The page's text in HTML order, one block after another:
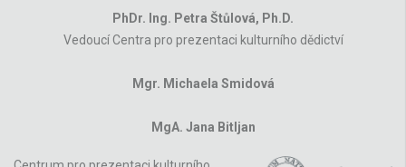
PhDr. Ing. Petra Štůlová, Ph.D.
Vedoucí Centra pro prezentaci kulturního dědictví
Mgr. Michaela Smidová
MgA. Jana Bitljan